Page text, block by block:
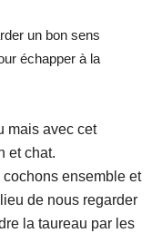
un bon sens
échapper à la
mais avec cet
et chat.
cochons ensemble et
de nous regarder
la taureau par les